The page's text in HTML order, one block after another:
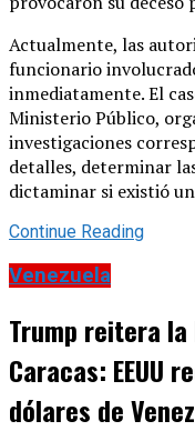
Actualmente, las
funcionario
inmediatamente. El
Ministerio Público,
investigaciones
detalles, determinar
dictaminar si existió
Continue Reading
Venezuela
Trump reitera
Caracas: EEUU
dólares de